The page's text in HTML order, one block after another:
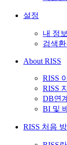
설정
내 정보
검색
About RISS
RISS
RISS
DB연
BI 및
RISS 처음